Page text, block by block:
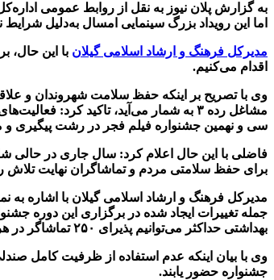
به گزارش پلان نیوز به نقل از روابط عمومی
اما این رویداد بزرگ سینمایی امسال به‌دلیل
مدیرکل فرهنگ و ارشاد اسلامی گیلان با این حال،
اقدام می‌کنیم.
وی با تصریح بر اینکه حفظ سلامت شهروندان و
مشاغل رده ۳ به شمار می‌آید، تاکید
سی و نهمین جشنواره فیلم فجر در رشت پیگیری و
فاضلی با این حال اعلام کرد: سال جاری در حالی
برای حفظ سلامتی مردم و تماشاگران نهایت تلاش
بهداشتی حداکثر می‌توانیم پذیرای ۲۵۰ تماشاگر در هر سانس باشیم.
وی با بیان اینکه عدم استفاده از ظرفیت کامل
جشنواره حضور یابند.